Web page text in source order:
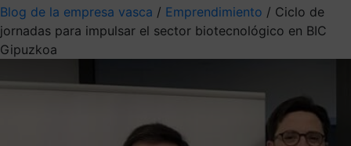
Blog de la empresa vasca / Emprendimiento / Ciclo de
jornadas para impulsar el sector biotecnológico en BIC
Gipuzkoa